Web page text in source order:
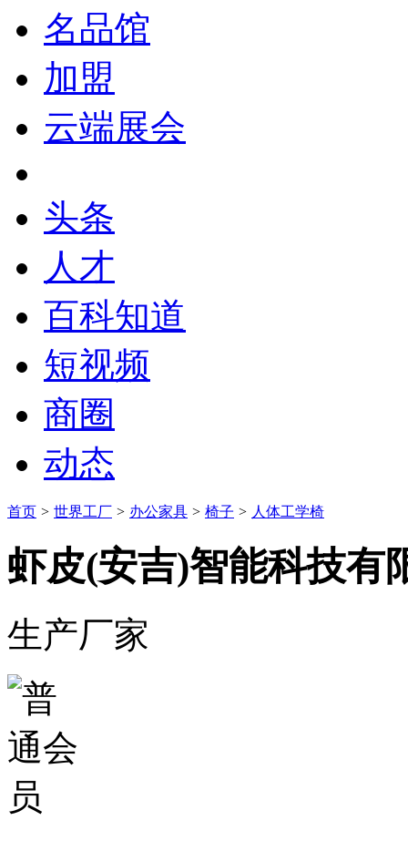
名品馆
加盟
云端展会
头条
人才
百科知道
短视频
商圈
动态
首页 > 世界工厂 > 办公家具 > 椅子 > 人体工学椅
虾皮(安吉)智能科技有
生产厂家